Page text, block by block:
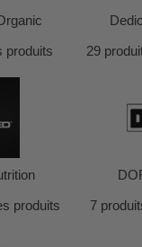
produits
29
produits
7